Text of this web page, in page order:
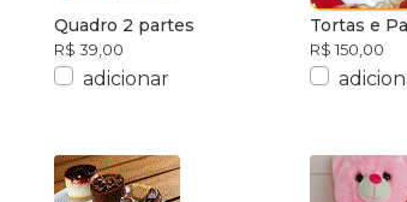
Quadro 2 partes
R$ 39,00
adicionar
Tortas e
R$ 150,00